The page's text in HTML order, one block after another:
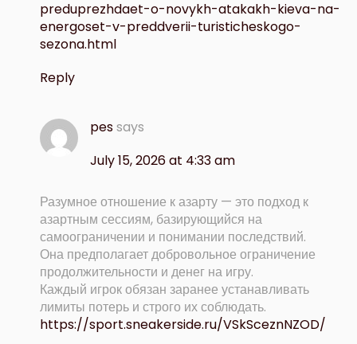
preduprezhdaet-o-novykh-atakakh-kieva-na-
energoset-v-preddverii-turisticheskogo-
sezona.html
Reply
pessays
July 15, 2026 at 4:33 am
Разумное отношение к азарту — это подход к
азартным сессиям, базирующийся на
самоограничении и понимании последствий.
Она предполагает добровольное ограничение
продолжительности и денег на игру.
Каждый игрок обязан заранее устанавливать
лимиты потерь и строго их соблюдать.
https://sport.sneakerside.ru/VSkSceznNZOD/